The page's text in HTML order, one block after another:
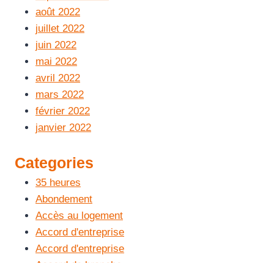
août 2022
juillet 2022
juin 2022
mai 2022
avril 2022
mars 2022
février 2022
janvier 2022
Categories
35 heures
Abondement
Accès au logement
Accord d'entreprise
Accord d'entreprise